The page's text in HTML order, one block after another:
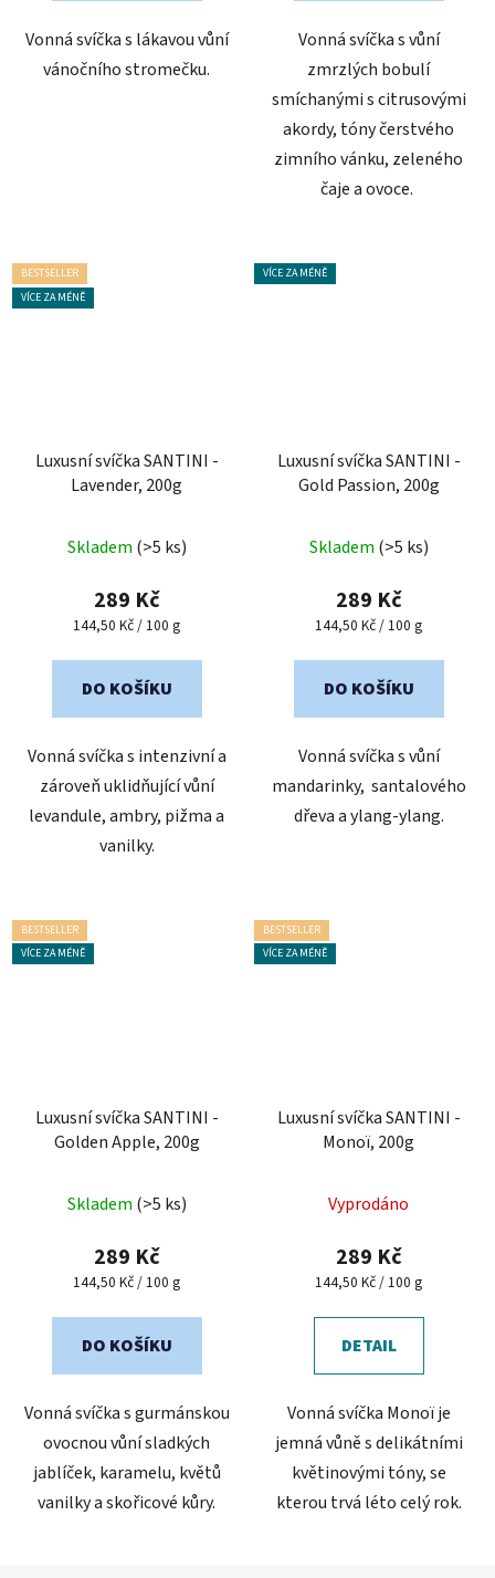
Vonná svíčka s lákavou vůní
vánočního stromečku.
Vonná svíčka s vůní
zmrzlých bobulí
smíchanými s citrusovými
akordy, tóny čerstvého
zimního vánku, zeleného
čaje a ovoce.
BESTSELLER
VÍCE ZA MÉNĚ
Luxusní svíčka SANTINI -
Lavender, 200g
Skladem (>5 ks)
289 Kč
Měrná
144,50 Kč / 100 g
DO KOŠÍKU
Vonná svíčka s intenzivní a
zároveň uklidňující vůní
levandule, ambry, pižma a
vanilky.
VÍCE ZA MÉNĚ
Luxusní svíčka SANTINI -
Gold Passion, 200g
Skladem (>5 ks)
289 Kč
Měrná
144,50 Kč / 100 g
DO KOŠÍKU
Vonná svíčka s vůní
mandarinky, santalového
dřeva a ylang-ylang.
BESTSELLER
VÍCE ZA MÉNĚ
Luxusní svíčka SANTINI -
Golden Apple, 200g
Skladem (>5 ks)
289 Kč
Měrná
144,50 Kč / 100 g
DO KOŠÍKU
Vonná svíčka s gurmánskou
ovocnou vůní sladkých
jablíček, karamelu, květů
vanilky a skořicové kůry.
BESTSELLER
VÍCE ZA MÉNĚ
Luxusní svíčka SANTINI -
Monoï, 200g
Vyprodáno
289 Kč
Měrná
144,50 Kč / 100 g
DETAIL
Vonná svíčka Monoï je
jemná vůně s delikátními
květinovými tóny, se
kterou trvá léto celý rok.